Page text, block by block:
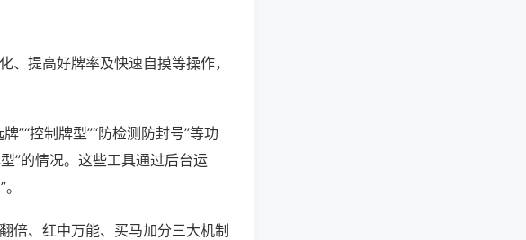
提高好牌率及快速自摸等操作，
”“控制牌型”“防检测防封号”等功
”的情况。这些工具通过后台运
倍、红中万能、买马加分三大机制